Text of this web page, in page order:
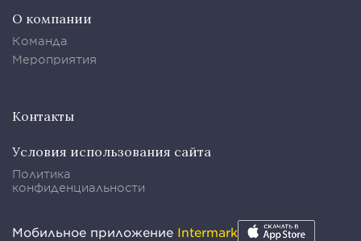
О компании
Команда
Мероприятия
Контакты
Условия использования сайта
Политика
конфиденциальности
Мобильное приложение Intermark